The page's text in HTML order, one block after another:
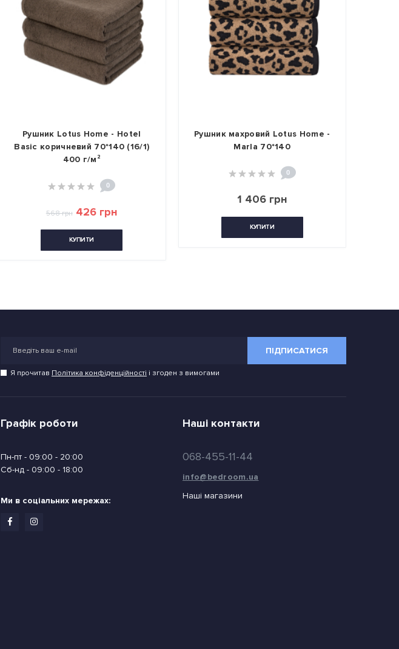
Рушник Lotus Home - Hotel
Basic коричневий 70*140 (16/1)
400 г/м²
0
568 грн 426 грн
КУПИТИ
Рушник махровий Lotus Home -
Marla 70*140
0
1 406 грн
КУПИТИ
ПІДПИСАТИСЯ
Я прочитав Політика конфіденційності і згоден з вимогами
Графік роботи
Пн-пт - 09:00 - 20:00
Сб-нд - 09:00 - 18:00
Ми в соціальних мережах:
Наші контакти
068-455-11-44
info@bedroom.ua
Наші магазини